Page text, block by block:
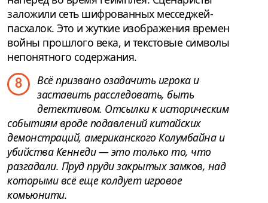
заложили сеть шифрованных месседжей-
пасхалок. Это и жуткие изображения времен
войны прошлого века, и текстовые символы
непонятного содержания.
8
Всё призвано озадачить игрока и
заставить расследовать, быть
детективом. Отсылки к историческим
событиям вроде подавлений китайских
демонстраций, американского Колумбайна и
убийства Кеннеди — это только то, что
разгадали. Пруд пруди закрытых замков, над
которыми всё еще колдует игровое
комьюнити.